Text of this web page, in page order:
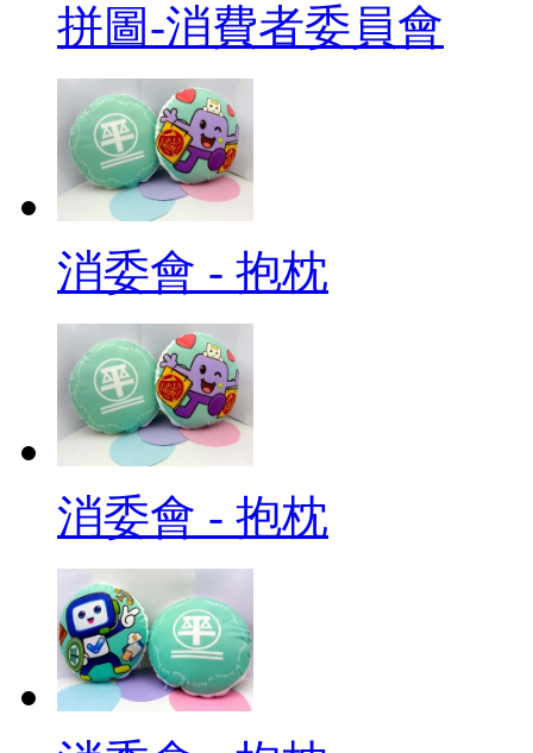
拼圖-消費者委員會
消委會 - 抱枕
消委會 - 抱枕